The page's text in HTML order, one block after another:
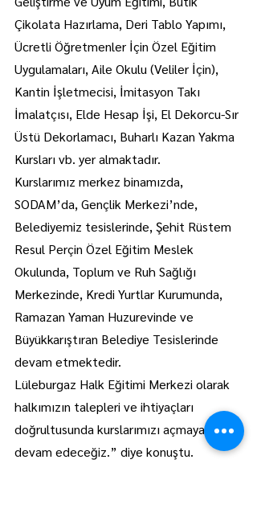
Çikolata Hazırlama, Deri Tablo Yapımı,
Ücretli Öğretmenler İçin Özel Eğitim
Uygulamaları, Aile Okulu (Veliler İçin),
Kantin İşletmecisi, İmitasyon Takı
İmalatçısı, Elde Hesap İşi, El Dekorcu-Sır
Üstü Dekorlamacı, Buharlı Kazan Yakma
Kursları vb. yer almaktadır.
Kurslarımız merkez binamızda,
SODAM’da, Gençlik Merkezi’nde,
Belediyemiz tesislerinde, Şehit Rüstem
Resul Perçin Özel Eğitim Meslek
Okulunda, Toplum ve Ruh Sağlığı
Merkezinde, Kredi Yurtlar Kurumunda,
Ramazan Yaman Huzurevinde ve
Büyükkarıştıran Belediye Tesislerinde
devam etmektedir.
Lüleburgaz Halk Eğitimi Merkezi olarak
halkımızın talepleri ve ihtiyaçları
doğrultusunda kurslarımızı açmaya
devam edeceğiz.” diye konuştu.